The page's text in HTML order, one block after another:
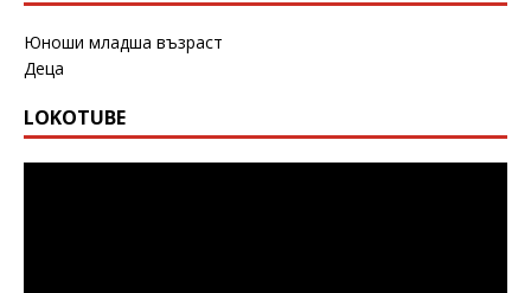
Юноши младша възраст
Деца
LOKOTUBE